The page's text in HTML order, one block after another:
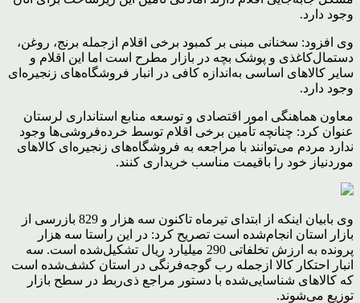
وجود دارد.
وی افزود: سخنانی مبنی بر کمبود برخی اقلام ازجمله برنج، روغن،
دستمال‌کاغذی و پوشک بچه در بازار مطرح است اما این اقلام و
سایر کالاهای اساسی به‌اندازه کافی در انبار فروشگاه‌های زنجیره‌ای
وجود دارد.
معاون هماهنگی امور اقتصادی و توسعه منابع استانداری لرستان
عنوان کرد: چنانچه تأمین برخی اقلام توسط خرده‌فروشی‌ها وجود
ندارد مردم می‌توانند با مراجعه به فروشگاه‌های زنجیره‌ای کالاهای
موردنیاز خود را باقیمت مناسب خریداری کنند.
وی بابیان اینکه از ابتدای تیرماه تاکنون سه هزار و 829 بازرسی از
بازار استان انجام‌شده است تصریح کرد: در این راستا سه هزار
پرونده به ارزش تخلفاتی 290 میلیارد ریال تشکیل‌شده است. سه
انبار احتکار کالا ازجمله رب گوجه‌فرنگی در استان کشف‌شده است
که کالاهای شناسایی‌شده با دستور مراجع ذی‌ربط در سطح بازار
توزیع می‌شوند.